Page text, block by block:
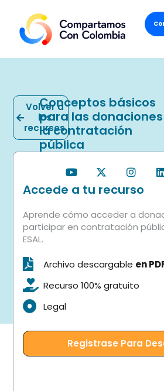
Volver a
los
recursos
Conceptos básicos
para las
la contratación
pública
Accede a tu recurso
Aprende cómo acceder a
participar en contratación
ESAL.
Archivo descargable en
Recurso 100% gratuito
Legal
Registrase Para